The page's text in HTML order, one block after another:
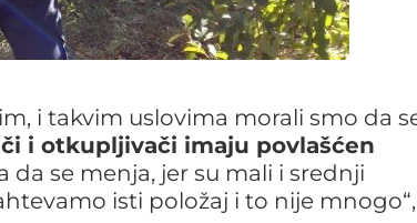
i takvim uslovima morali smo da
i otkupljivači imaju povlašćen
da se menja, jer su mali i srednji
isti položaj i to nije mnogo“,